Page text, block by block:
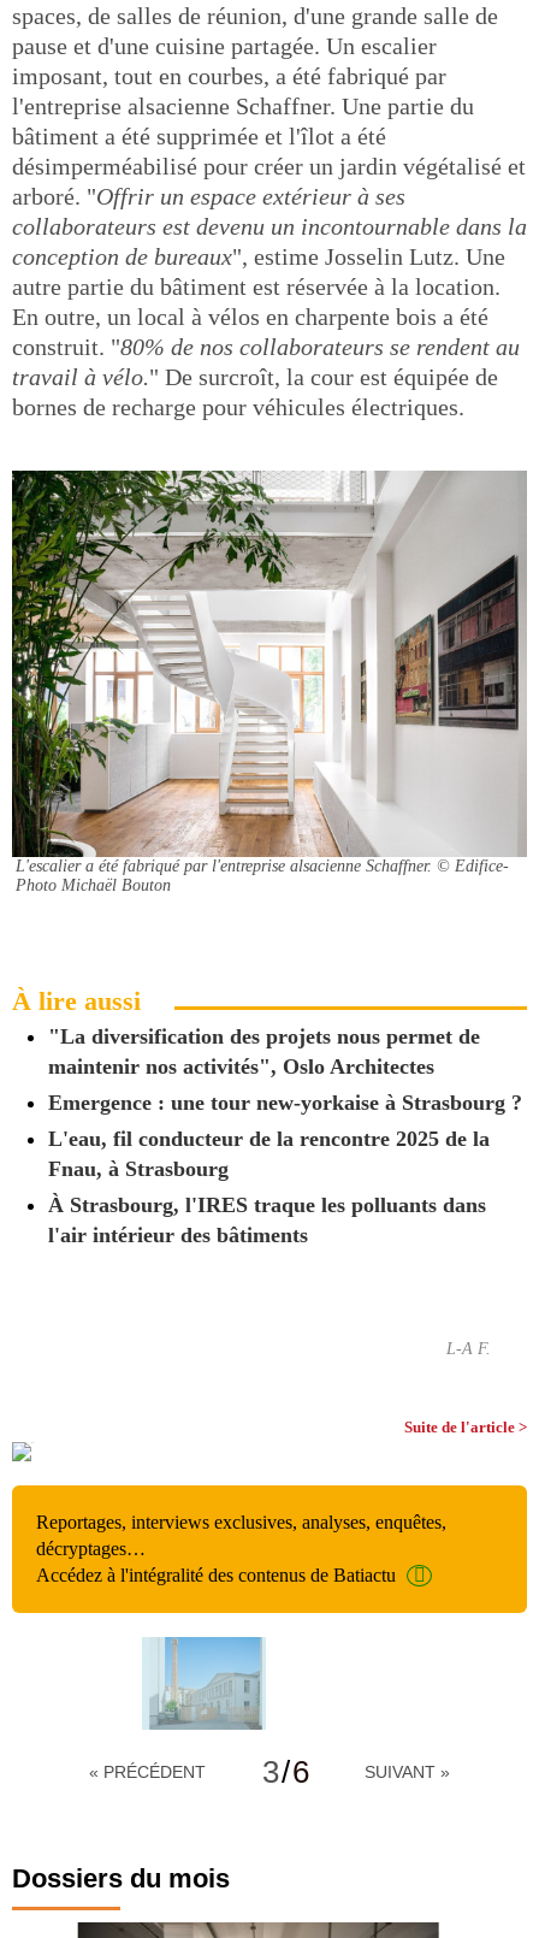
spaces, de salles de réunion, d'une grande salle de
pause et d'une cuisine partagée. Un escalier
imposant, tout en courbes, a été fabriqué par
l'entreprise alsacienne Schaffner. Une partie du
bâtiment a été supprimée et l'îlot a été
désimperméabilisé pour créer un jardin végétalisé et
arboré. "Offrir un espace extérieur à ses
collaborateurs est devenu un incontournable dans la
conception de bureaux", estime Josselin Lutz. Une
autre partie du bâtiment est réservée à la location.
En outre, un local à vélos en charpente bois a été
construit. "80% de nos collaborateurs se rendent au
travail à vélo." De surcroît, la cour est équipée de
bornes de recharge pour véhicules électriques.
L'escalier a été fabriqué par l'entreprise alsacienne Schaffner. © Edifice-
Photo Michaël Bouton
À lire aussi
"La diversification des projets nous permet de
maintenir nos activités", Oslo Architectes
Emergence : une tour new-yorkaise à Strasbourg ?
L'eau, fil conducteur de la rencontre 2025 de la
Fnau, à Strasbourg
À Strasbourg, l'IRES traque les polluants dans
l'air intérieur des bâtiments
L-A F.
Suite de l'article >
Reportages, interviews exclusives, analyses, enquêtes,
décryptages…
Accédez à l'intégralité des contenus de Batiactu
« PRÉCÉDENT 3/6 SUIVANT »
Dossiers du mois